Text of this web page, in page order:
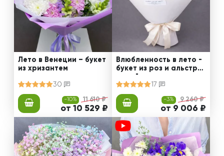
Лето в Венеции – букет
из хризантем
30
-10% 11 610 ₽
от 10 529 ₽
Влюбленность в лето -
букет из роз и альстро
мерий
17
-3% 9 260 ₽
от 9 006 ₽